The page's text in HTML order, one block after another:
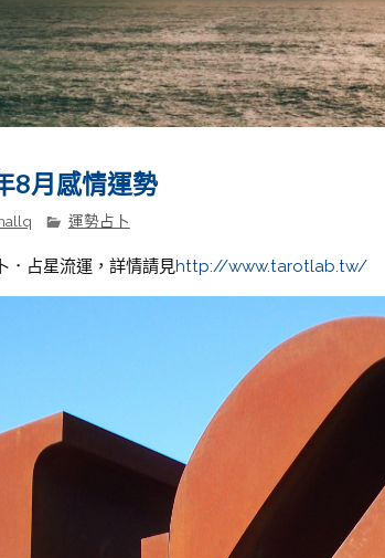
8月感情運勢
運勢占卜
．占星流運，詳情請見http://www.tarotlab.tw/